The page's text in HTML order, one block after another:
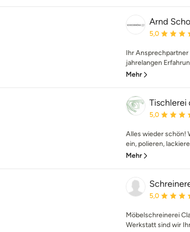
Arnd
5,0
Ihr
jahrelangen
Mehr
Tischlerei
5,0
Alles wieder schön!
ein, polieren,
Mehr
5,0
Möbelschreinerei
Werkstatt sind wir